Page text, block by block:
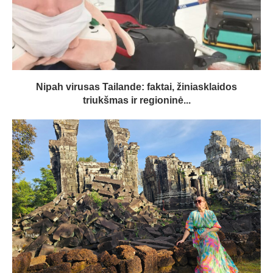
Nipah virusas Tailande: faktai, žiniasklaidos
triukšmas ir regioninė...